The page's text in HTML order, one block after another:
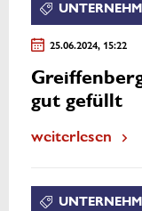
25.06.2024, 15:22
gut gefüllt
weiterlesen